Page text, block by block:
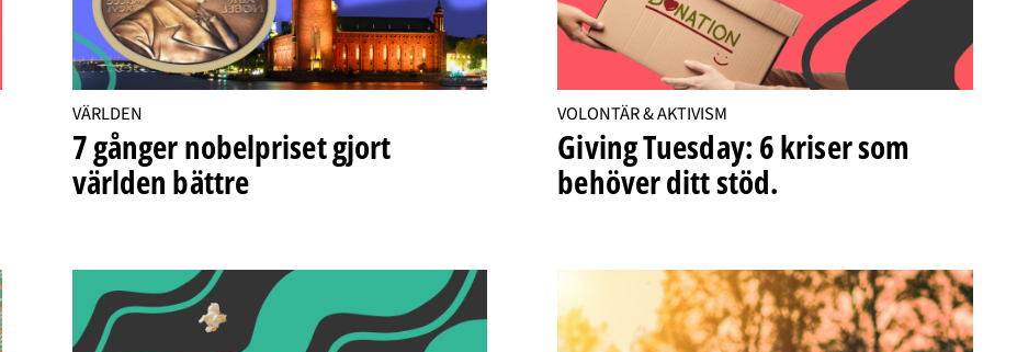
VÄRLDEN
7 gånger nobelpriset gjort
världen bättre
VOLONTÄR & AKTIVISM
Giving Tuesday: 6 kriser som
behöver ditt stöd.